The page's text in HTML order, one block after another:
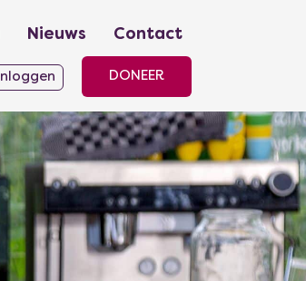
Nieuws Contact
Inloggen DONEER